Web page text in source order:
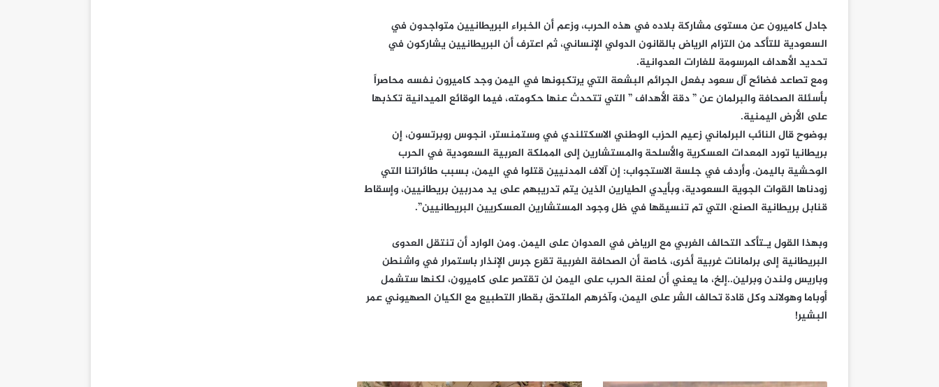
جادل كاميرون عن مستوى مشاركة بلاده في هذه الحرب، وزعم أن الخبراء البريطانيين متواجدون في
السعودية للتأكد من التزام الرياض بالقانون الدولي الإنساني، ثم اعترف أن البريطانيين يشاركون في
تحديد الأهداف المرسومة للغارات العدوانية.
ومع تصاعد فضائح آل سعود بفعل الجرائم البشعة التي يرتكبونها في اليمن وجد كاميرون نفسه محاصراً
بأسئلة الصحافة والبرلمان عن ” دقة الأهداف ” التي تتحدث عنها حكومته، فيما الوقائع الميدانية تكذبها
على الأرض اليمنية.
بوضوح قال النائب البرلماني زعيم الحزب الوطني الاسكتلندي في وستمنستر، انجوس روبرتسون، إن
بريطانيا تورد المعدات العسكرية والأسلحة والمستشارين إلى المملكة العربية السعودية في الحرب
الوحشية باليمن. وأردف في جلسة الاستجواب: إن آلاف المدنيين قتلوا في اليمن، بسبب طائراتنا التي
زودناها القوات الجوية السعودية، وبأيدي الطيارين الذين يتم تدريبهم على يد مدربين بريطانيين، وإسقاط
قنابل بريطانية الصنع، التي تم تنسيقها في ظل وجود المستشارين العسكريين البريطانيين”.
وبهذا القول يـتأكد التحالف الغربي مع الرياض في العدوان على اليمن. ومن الوارد أن تنتقل العدوى
البريطانية إلى برلمانات غربية أخرى، خاصة أن الصحافة الغربية تقرع جرس الإنذار باستمرار في واشنطن
وباريس ولندن وبرلين..إلخ، ما يعني أن لعنة الحرب على اليمن لن تقتصر على كاميرون، لكنها ستشمل
أوباما وهولاند وكل قادة تحالف الشر على اليمن، وآخرهم الملتحق بقطار التطبيع مع الكيان الصهيوني عمر
البشير!